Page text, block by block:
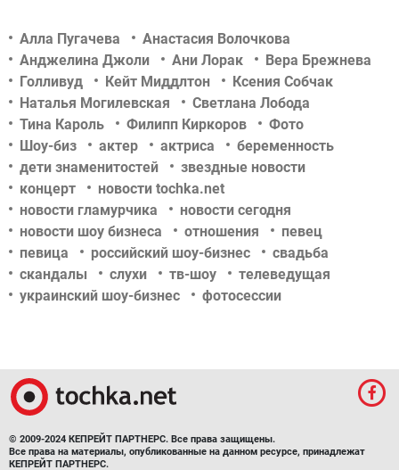
Алла Пугачева
Анастасия Волочкова
Анджелина Джоли
Ани Лорак
Вера Брежнева
Голливуд
Кейт Миддлтон
Ксения Собчак
Наталья Могилевская
Светлана Лобода
Тина Кароль
Филипп Киркоров
Фото
Шоу-биз
актер актриса
беременность
дети знаменитостей
звездные новости
концерт
новости tochka.net
новости гламурчика
новости сегодня
новости шоу бизнеса
отношения
певец
певица
российский шоу-бизнес
свадьба
скандалы
слухи тв-шоу
телеведущая
украинский шоу-бизнес
фотосессии
© 2009-2024 КЕПРЕЙТ ПАРТНЕРС. Все права защищены.
Все права на материалы, опубликованные на данном ресурсе, принадлежат
КЕПРЕЙТ ПАРТНЕРС.